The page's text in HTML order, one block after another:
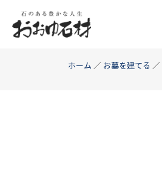
ホーム ／ お墓を建てる ／